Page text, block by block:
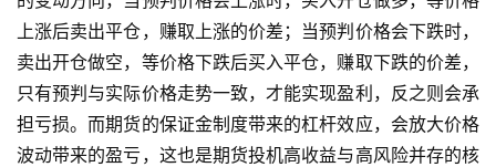
上涨后卖出平仓，赚取上涨的价差；当预判价格会下跌时，
卖出开仓做空，等价格下跌后买入平仓，赚取下跌的价差，
只有预判与实际价格走势一致，才能实现盈利，反之则会承
担亏损。而期货的保证金制度带来的杠杆效应，会放大价格
波动带来的盈亏，这也是期货投机高收益与高风险并存的核